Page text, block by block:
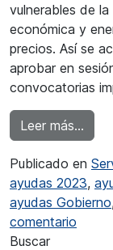
vulnerables de
económica y
precios. Así se
aprobar en
convocatorias
Leer más…
Publicado en
ayudas 2023,
ayudas Gobierno
comentario
Buscar